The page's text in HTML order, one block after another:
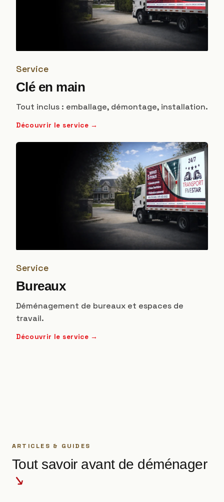
Service
Clé en main
Tout inclus : emballage, démontage, installation.
Découvrir le service →
Service
Bureaux
Déménagement de bureaux et espaces de
travail.
Découvrir le service →
ARTICLES & GUIDES
Tout savoir avant de déménager
↘